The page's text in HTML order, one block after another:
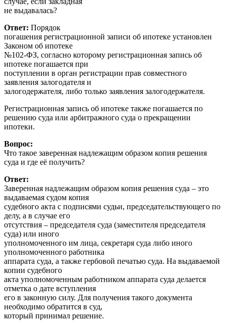
не выдавалась?
Ответ: Порядок
погашения регистрационной записи об ипотеке установлен
Законом об ипотеке
№102-ФЗ, согласно которому регистрационная запись об
ипотеке погашается при
поступлении в орган регистрации прав совместного
заявления залогодателя и
залогодержателя, либо только заявления залогодержателя.
Регистрационная запись об ипотеке также погашается по
решению суда или арбитражного суда о прекращении
ипотеки.
Вопрос:
Что такое заверенная надлежащим образом копия решения
суда и где её получить?
Ответ:
Заверенная надлежащим образом копия решения суда – это
выдаваемая судом копия
судебного акта с подписями судьи, председательствующего по
делу, а в случае его
отсутствия – председателя суда (заместителя председателя
суда) или иного
уполномоченного им лица, секретаря суда либо иного
уполномоченного работника
аппарата суда, а также гербовой печатью суда. На выдаваемой
копии судебного
акта уполномоченным работником аппарата суда делается
отметка о дате вступления
его в законную силу. Для получения такого документа
необходимо обратится в суд,
который принимал решение.